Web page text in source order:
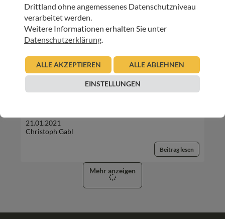
Sterbewunsch – Ein Hilferuf in Zeiten eines
21.01.2021
Christoph Gabl
Beitrag lesen
Mehr anzeigen
Drittland ohne angemessenes Datenschutzniveau
verarbeitet werden.
Weitere Informationen erhalten Sie unter
Datenschutzerklärung.
ALLE AKZEPTIEREN ALLE ABLEHNEN
EINSTELLUNGEN